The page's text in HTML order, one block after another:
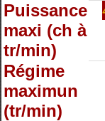
Puissance
maxi (ch à
tr/min)
Régime
maximun
(tr/min)